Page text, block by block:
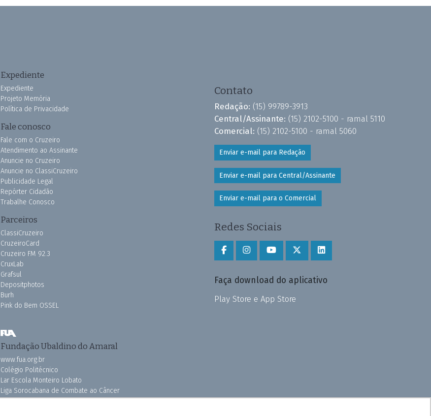
Expediente
Expediente
Projeto Memória
Política de Privacidade
Fale conosco
Fale com o Cruzeiro
Atendimento ao Assinante
Anuncie no Cruzeiro
Anuncie no ClassiCruzeiro
Publicidade Legal
Repórter Cidadão
Trabalhe Conosco
Parceiros
ClassiCruzeiro
CruzeiroCard
Cruzeiro FM 92.3
CruxLab
Grafsul
Depositphotos
Burh
Pink do Bem OSSEL
Fundação Ubaldino do Amaral
www.fua.org.br
Colégio Politécnico
Lar Escola Monteiro Lobato
Liga Sorocabana de Combate ao Câncer
Vila dos Velhinhos
Contato
Redação: (15) 99789-3913
Central/Assinante: (15) 2102-5100 - ramal 5110
Comercial: (15) 2102-5100 - ramal 5060
Enviar e-mail para Redação
Enviar e-mail para Central/Assinante
Enviar e-mail para o Comercial
Redes Sociais
Faça download do aplicativo
Play Store e App Store